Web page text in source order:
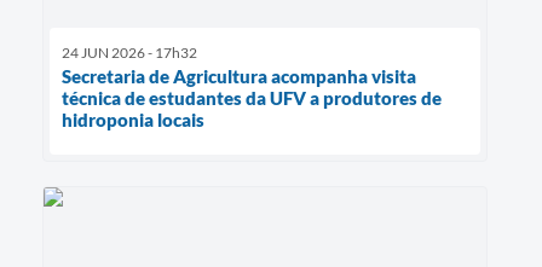
24 JUN 2026 - 17h32
Secretaria de Agricultura acompanha visita
técnica de estudantes da UFV a produtores de
hidroponia locais